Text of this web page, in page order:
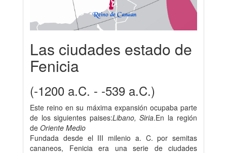
Las ciudades estado de
Fenicia
(-1200 a.C. - -539 a.C.)
Este reino en su máxima expansión ocupaba parte
de los siguientes paises:Libano, Siria.En la región
de Oriente Medio
Fundada desde el III milenio a. C. por semitas
cananeos, Fenicia era una serie de ciudades